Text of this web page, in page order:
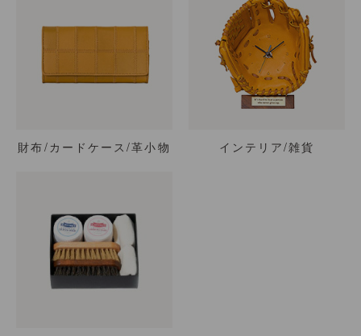
財布/カードケース/革小物 インテリア/雑貨